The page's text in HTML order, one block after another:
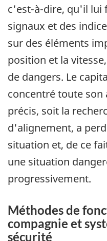
c'est-à-dire, qu'il lui
signaux et des
sur des éléments
position et la
de dangers. Le
concentré toute
précis, soit la
d'alignement, a
situation et, de ce
une situation
progressivement.
Méthodes de
compagnie et
sécurité